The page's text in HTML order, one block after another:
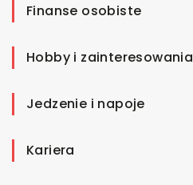
Finanse osobiste
Hobby i zainteresowania
Jedzenie i napoje
Kariera